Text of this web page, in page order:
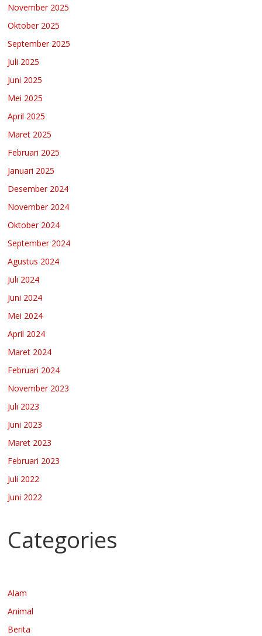
November 2025
Oktober 2025
September 2025
Juli 2025
Juni 2025
Mei 2025
April 2025
Maret 2025
Februari 2025
Januari 2025
Desember 2024
November 2024
Oktober 2024
September 2024
Agustus 2024
Juli 2024
Juni 2024
Mei 2024
April 2024
Maret 2024
Februari 2024
November 2023
Juli 2023
Juni 2023
Maret 2023
Februari 2023
Juli 2022
Juni 2022
Categories
Alam
Animal
Berita